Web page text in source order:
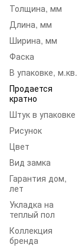
Толщина, мм
Длина, мм
Ширина, мм
Фаска
В упаковке, м.кв.
Продается
кратно
Штук в упаковке
Рисунок
Цвет
Вид замка
Гарантия дом,
лет
Укладка на
теплый пол
Коллекция
бренда